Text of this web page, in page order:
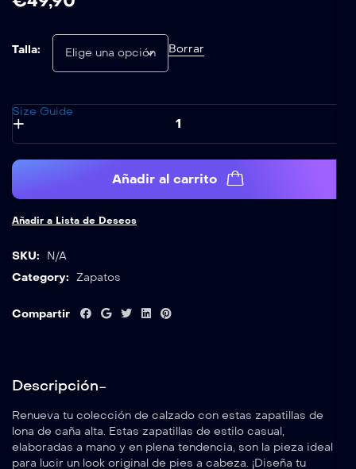
Talla: Borrar
Size Guide
Añadir al carrito
Añadir a Lista de Deseos
SKU:
N/A
Category: Zapatos
Compartir
Descripción
Renueva tu colección de calzado con estas zapatillas de
lona de caña alta. Estas zapatillas de estilo casual,
elaboradas a mano y en plena tendencia, son la pieza ideal
para lucir un look original de pies a cabeza. ¡Diseña tu